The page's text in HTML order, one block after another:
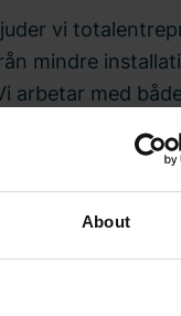
About
vi
mindre
arbetar med
alternativ
på säkerhet
Dessutom
underhåll för